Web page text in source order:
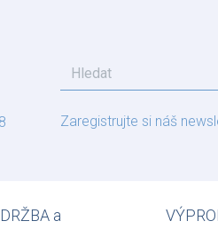
Zaregistrujte si náš
a